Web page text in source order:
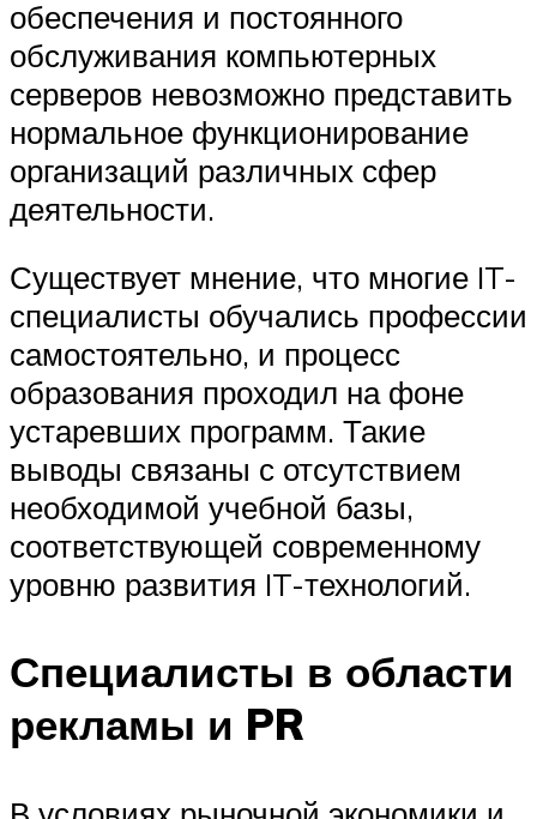
обеспечения и постоянного
обслуживания компьютерных
серверов невозможно представить
нормальное функционирование
организаций различных сфер
деятельности.
Существует мнение, что многие IT-
специалисты обучались профессии
самостоятельно, и процесс
образования проходил на фоне
устаревших программ. Такие
выводы связаны с отсутствием
необходимой учебной базы,
соответствующей современному
уровню развития IT-технологий.
Специалисты в области
рекламы и PR